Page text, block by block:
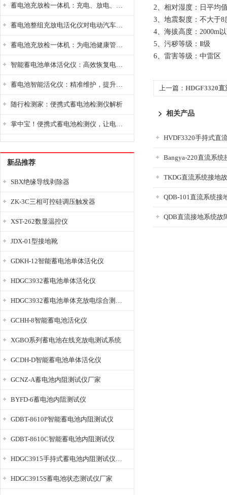
蓄电池充放检一体机：充电、放电、检测三功能集成设备
蓄电池整组充放电活化仪对电动汽车电池有帮助吗？
蓄电池充放检一体机：为电池健康管理提供一站式解决方案
智能蓄电池单体活化仪：高效恢复电池性能，延长蓄电池使用寿命
蓄电池智能活化仪：精准维护，提升电池健康状态
随行检测家：便携式蓄电池检测仪解析
掌中宝！便携式蓄电池检测仪，让电池检测变得简单又快捷！
新品推荐
SBX绝缘导线剥除器
ZK-3C三相可控硅调压触发器
XST-262数显温控仪
JDX-01型接地靴
GDKH-12智能蓄电池单体活化仪
HDGC3932蓄电池单体活化仪
HDGC3932蓄电池单体充放电综合测试仪
GCHH-8智能蓄电池活化仪
XGBO系列蓄电池在线充放电测试系统
GCDH-D智能蓄电池单体活化仪
GCNZ-A蓄电池内阻测试仪厂家
BYFD-6蓄电池内阻测试仪
GDBT-8610P智能蓄电池内阻测试仪
GDBT-8610C智能蓄电池内阻测试仪
HDGC3915手持式蓄电池内阻测试仪厂家
HDGC3915S蓄电池状态测试仪厂家
2、相对湿度：日平均
3、地震裂度：不大于
4、海拔高度：2000m
5、污秽等级：Ⅱ级
6、雷害等级：中雷区
上一篇： HDGF3320
相关产品
Bangya-220直流系统
TKDG直流系统接地
QDB-101直流系统接
QDB直流接地系统故